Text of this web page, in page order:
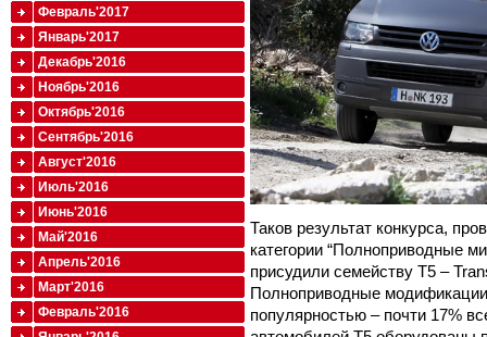
Таков результат конкурса,
категории “Полноприводные
присудили семейству T5 –
Полноприводные
популярностью – почти 17%
Февраль'2017
Январь'2017
Декабрь'2016
Ноябрь'2016
Октябрь'2016
Сентябрь'2016
Август'2016
Июль'2016
Июнь'2016
Май'2016
Апрель'2016
Март'2016
Февраль'2016